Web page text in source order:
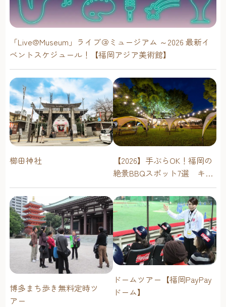
「Live@Museum」ライブ＠ミュージアム ～2026 最新イ
ベントスケジュール！【福岡アジア美術館】
櫛田神社
【2026】手ぶらOK！福岡の
絶景BBQスポット7選 キャ
ンプ場・海辺・公園で手軽
に楽しむ
博多まち歩き無料定時ツ
アー
ドームツアー【福岡PayPay
ドーム】